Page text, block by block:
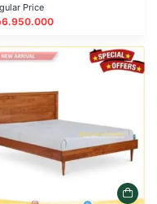
Price
6.950.000